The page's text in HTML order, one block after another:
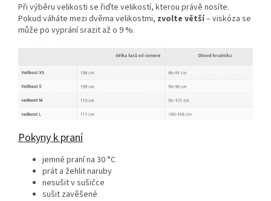
Při výběru velikosti se řiďte velikostí, kterou právě nosíte.
Pokud váháte mezi dvěma velikostmi, zvolte větší– viskóza se
může po vyprání srazit až o 9 %.
Pokyny k praní
jemné praní na 30 °C
prát a žehlit naruby
nesušit v sušičce
sušit zavěšené